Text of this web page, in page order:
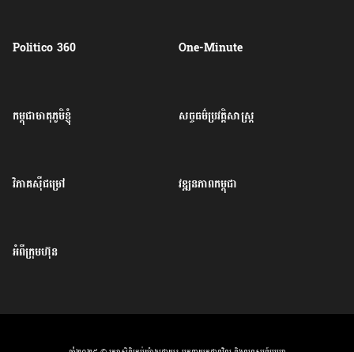
Politico 360 One-Minute
កម្ពុជាមាតុភូមិខ្ញុំ សច្ចធម៌ប្រវត្តិសាស្ត្រ
វិភាគសុីជម្រៅ វឌ្ឍនភាពកម្ពុជា
អំពីក្រុមហ៊ុន